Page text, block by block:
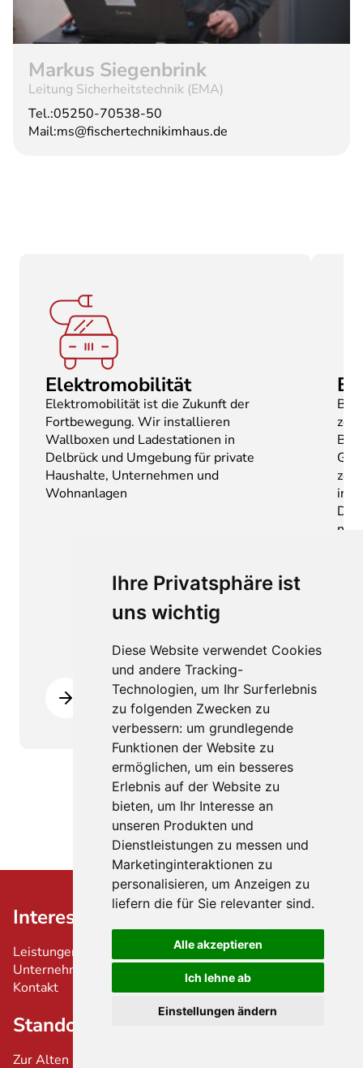
Ihre Privatsphäre ist
uns wichtig
Diese Website verwendet Cookies
und andere Tracking-
Technologien, um Ihr Surferlebnis
zu folgenden Zwecken zu
verbessern: um grundlegende
Funktionen der Website zu
ermöglichen, um ein besseres
Erlebnis auf der Website zu
bieten, um Ihr Interesse an
unseren Produkten und
Dienstleistungen zu messen und
Marketinginteraktionen zu
personalisieren, um Anzeigen zu
liefern die für Sie relevanter sind.
Alle akzeptieren
Ich lehne ab
Einstellungen ändern
Markus Siegenbrink
Leitung Sicherheitstechnik (EMA)
Tel.:05250-70538-50
Mail:ms@fischertechnikimhaus.de
Elektromobilität
Elektromobilität ist die Zukunft der
Fortbewegung. Wir installieren
Wallboxen und Ladestationen in
Delbrück und Umgebung für private
Haushalte, Unternehmen und
Wohnanlagen
Interessant
Leistungen
Unternehmen
Kontakt
Rechtliches
Impressum
Datenschutz
Schlichtungsverfahren
Cookie-Einstellungen
Standorte
Zur Alten Kapelle 13, 33129 Delbrück